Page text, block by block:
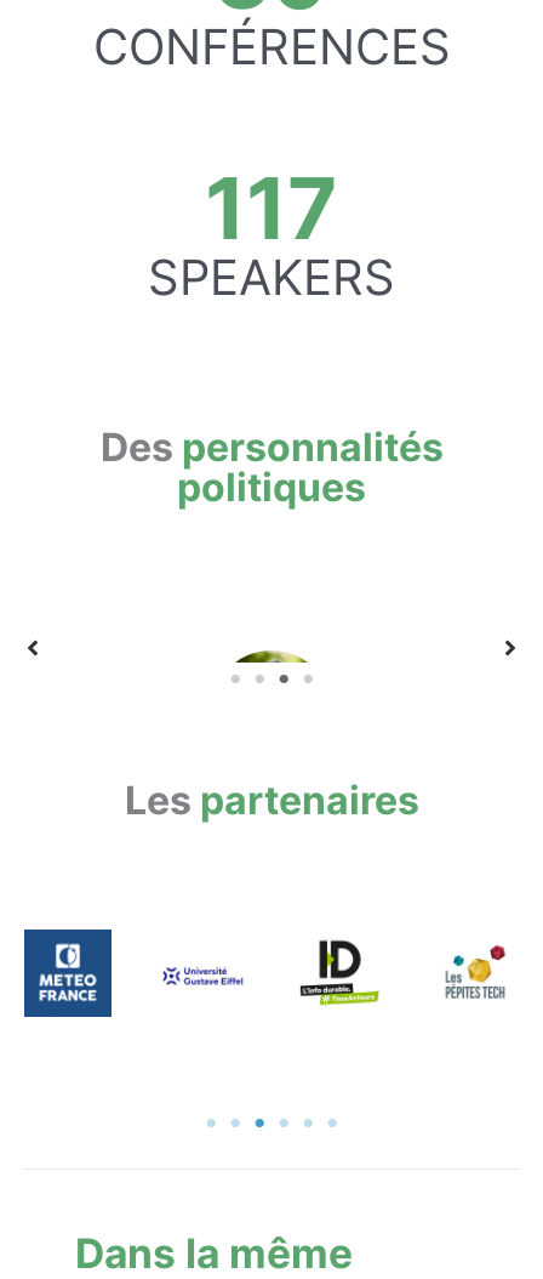
CONFÉRENCES
117
SPEAKERS
Des personnalités
politiques
l’Économie, des Finances et de la Relance, chargée
de l’Économie sociale, solidaire et responsable
Les partenaires
Dans la même